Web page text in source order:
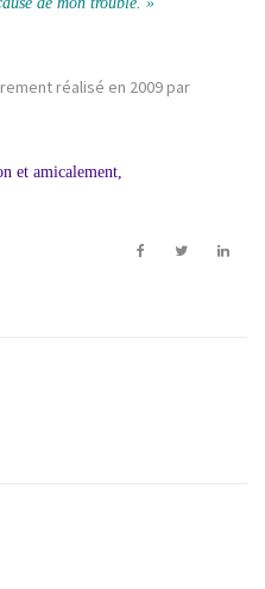
réalisé en 2009 par
et amicalement,